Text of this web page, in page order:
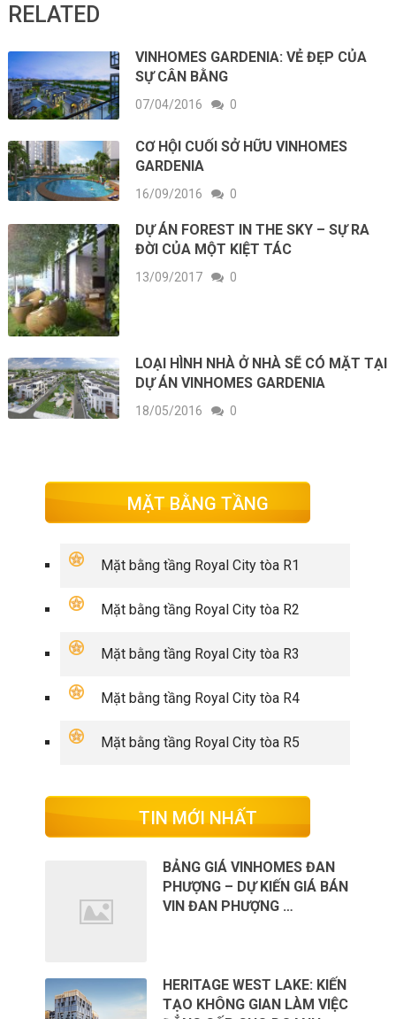
RELATED
VINHOMES GARDENIA: VẺ ĐẸP CỦA
SỰ CÂN BẰNG
07/04/2016 0
CƠ HỘI CUỐI SỞ HỮU VINHOMES
GARDENIA
16/09/2016 0
DỰ ÁN FOREST IN THE SKY – SỰ RA
ĐỜI CỦA MỘT KIỆT TÁC
13/09/2017 0
LOẠI HÌNH NHÀ Ở NHÀ SẼ CÓ MẶT TẠI
DỰ ÁN VINHOMES GARDENIA
18/05/2016 0
MẶT BẰNG TẦNG
Mặt bằng tầng Royal City tòa R1
Mặt bằng tầng Royal City tòa R2
Mặt bằng tầng Royal City tòa R3
Mặt bằng tầng Royal City tòa R4
Mặt bằng tầng Royal City tòa R5
TIN MỚI NHẤT
BẢNG GIÁ VINHOMES ĐAN
PHƯỢNG – DỰ KIẾN GIÁ BÁN
VIN ĐAN PHƯỢNG …
HERITAGE WEST LAKE: KIẾN
TẠO KHÔNG GIAN LÀM VIỆC